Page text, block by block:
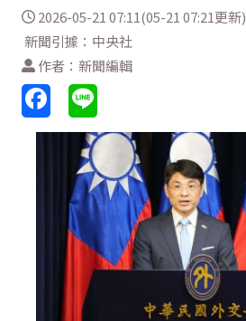
2026-05-21 07:11(05-21 07:21更新)
新聞引據：中央社
作者：新聞編輯